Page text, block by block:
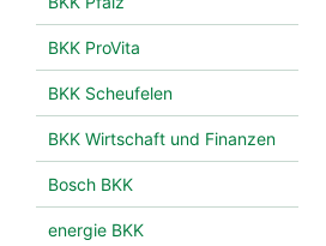
BKK ProVita
BKK Scheufelen
BKK Wirtschaft und Finanzen
Bosch BKK
energie BKK